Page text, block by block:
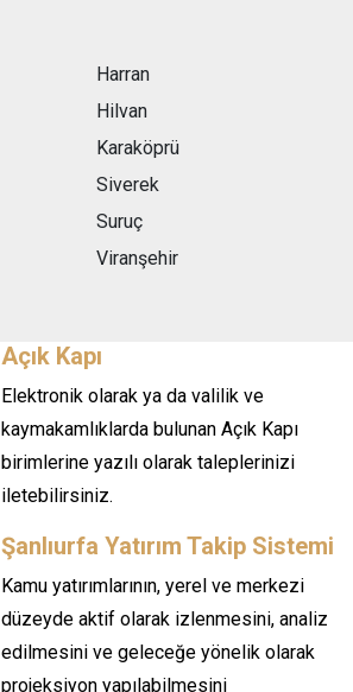
Harran
Hilvan
Karaköprü
Siverek
Suruç
Viranşehir
Açık Kapı
Elektronik olarak ya da valilik ve
kaymakamlıklarda bulunan Açık Kapı
birimlerine yazılı olarak taleplerinizi
iletebilirsiniz.
Şanlıurfa Yatırım Takip Sistemi
Kamu yatırımlarının, yerel ve merkezi
düzeyde aktif olarak izlenmesini, analiz
edilmesini ve geleceğe yönelik olarak
projeksiyon yapılabilmesini